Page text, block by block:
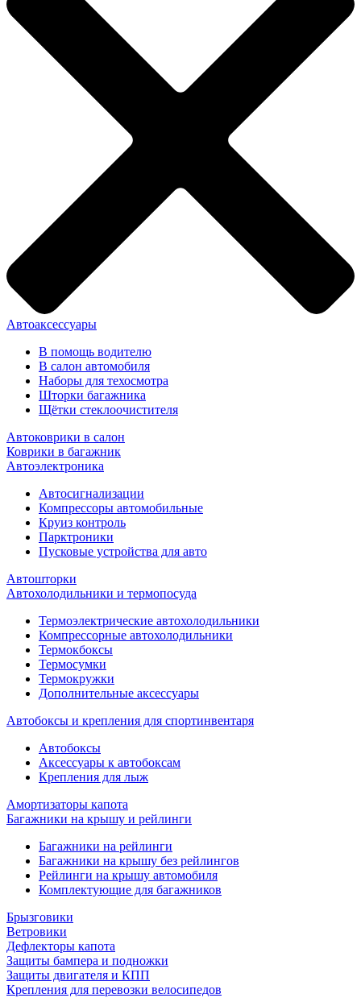
Автоаксессуары
В помощь водителю
В салон автомобиля
Наборы для техосмотра
Шторки багажника
Щётки стеклоочистителя
Автоковрики в салон
Коврики в багажник
Автоэлектроника
Автосигнализации
Компрессоры автомобильные
Круиз контроль
Парктроники
Пусковые устройства для авто
Автошторки
Автохолодильники и термопосуда
Термоэлектрические автохолодильники
Компрессорные автохолодильники
Термокбоксы
Термосумки
Термокружки
Дополнительные аксессуары
Автобоксы и крепления для спортинвентаря
Автобоксы
Аксессуары к автобоксам
Крепления для лыж
Амортизаторы капота
Багажники на крышу и рейлинги
Багажники на рейлинги
Багажники на крышу без рейлингов
Рейлинги на крышу автомобиля
Комплектующие для багажников
Брызговики
Ветровики
Дефлекторы капота
Защиты бампера и подножки
Защиты двигателя и КПП
Крепления для перевозки велосипедов